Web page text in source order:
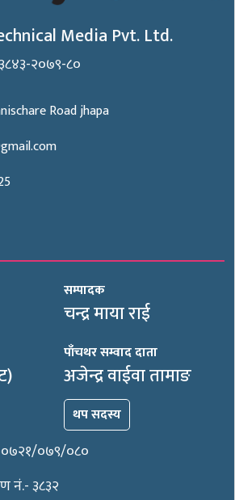
Media Pvt. Ltd.
२०७९-८०
Road jhapa
सम्पादक
चन्द्र माया राई
पाँचथर सम्वाद दाता
अजेन्द्र वाईवा तामाङ
थप सदस्य
०७९/०८०
नं.- ३८३२